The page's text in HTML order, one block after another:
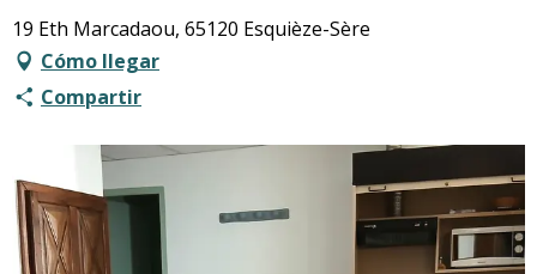
19 Eth Marcadaou, 65120 Esquièze-Sère
Cómo llegar
Compartir